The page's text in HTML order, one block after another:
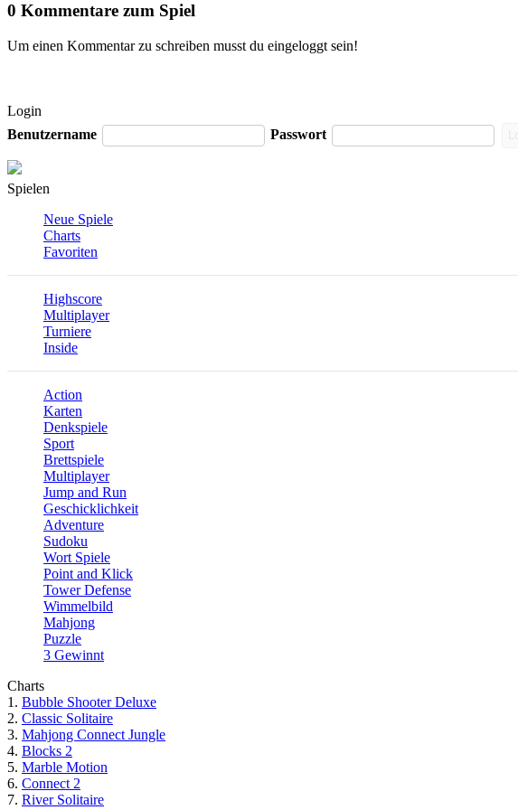
0 Kommentare zum Spiel
Um einen Kommentar zu schreiben musst du eingeloggt sein!
Login
Benutzername
Passwort
Spielen
Neue Spiele
Charts
Favoriten
Highscore
Multiplayer
Turniere
Inside
Action
Karten
Denkspiele
Sport
Brettspiele
Multiplayer
Jump and Run
Geschicklichkeit
Adventure
Sudoku
Wort Spiele
Point and Klick
Tower Defense
Wimmelbild
Mahjong
Puzzle
3 Gewinnt
Charts
1. Bubble Shooter Deluxe
2. Classic Solitaire
3. Mahjong Connect Jungle
4. Blocks 2
5. Marble Motion
6. Connect 2
7. River Solitaire